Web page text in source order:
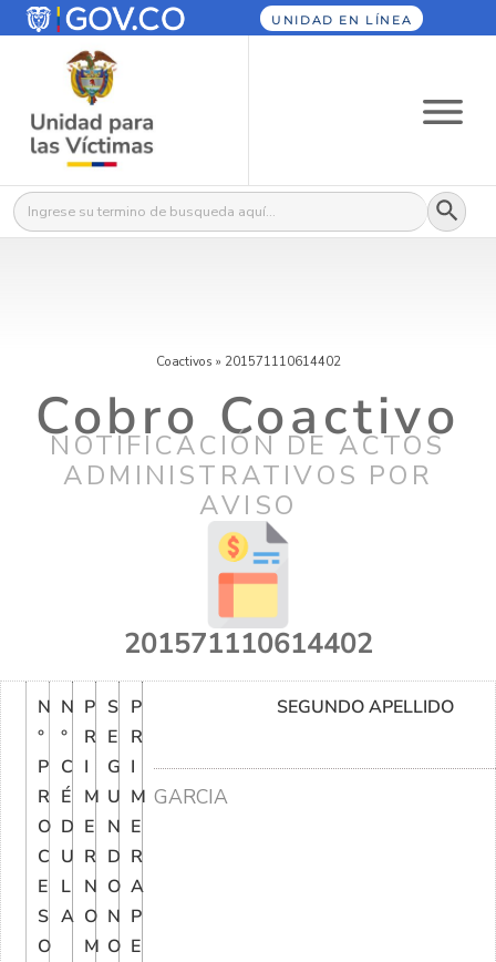
UNIDAD EN LÍNEA
Buscar: Botón
Coactivos » 201571110614402
Cobro Coactivo
NOTIFICACIÓN DE ACTOS
ADMINISTRATIVOS POR
AVISO
201571110614402
N
°
P
R
O
C
E
S
O
N
°
C
É
D
U
L
A
P
R
I
M
E
R
N
O
M
S
E
G
U
N
D
O
N
O
P
R
I
M
E
R
A
P
E
SEGUNDO APELLIDO
GARCIA